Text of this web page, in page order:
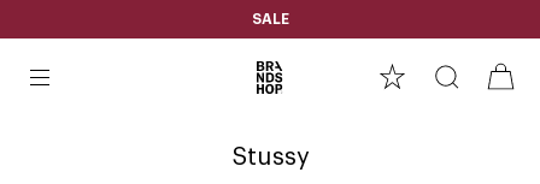
SALE
Stussy